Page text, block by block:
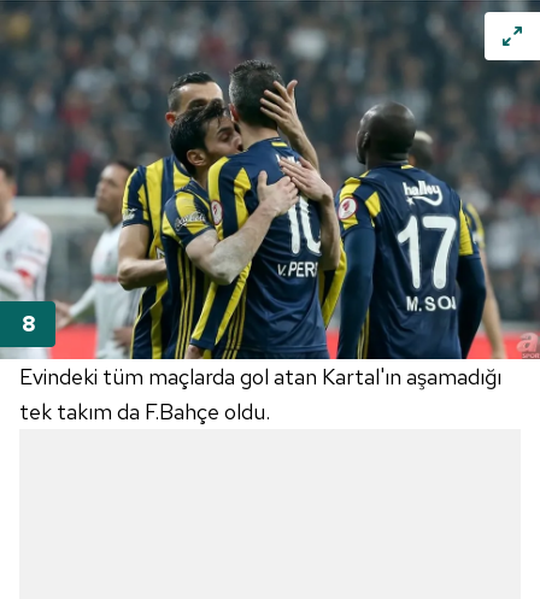
Evindeki tüm maçlarda gol atan Kartal'ın aşamadığı
tek takım da F.Bahçe oldu.